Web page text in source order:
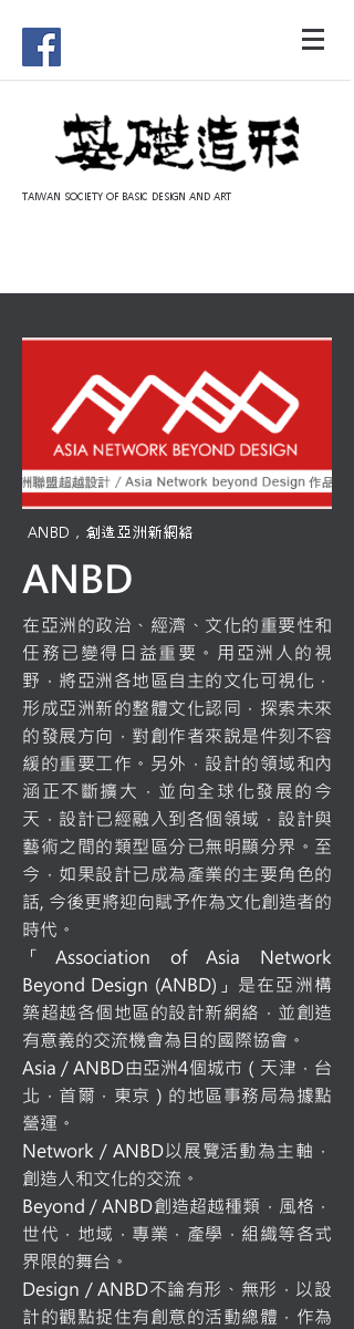
TAIWAN SOCIETY OF BASIC DESIGN AND ART
ANBD，創造亞洲新網絡
ANBD
在亞洲的政治、經濟、文化的重要性和
任務已變得日益重要。用亞洲人的視
野，將亞洲各地區自主的文化可視化，
形成亞洲新的整體文化認同，探索未來
的發展方向，對創作者來說是件刻不容
緩的重要工作。另外，設計的領域和內
涵正不斷擴大，並向全球化發展的今
天，設計已經融入到各個領域，設計與
藝術之間的類型區分已無明顯分界。至
今，如果設計已成為產業的主要角色的
話, 今後更將迎向賦予作為文化創造者的
時代。
「Association of Asia Network
Beyond Design (ANBD)」是在亞洲構
築超越各個地區的設計新網絡，並創造
有意義的交流機會為目的國際協會。
Asia / ANBD由亞洲4個城市（天津，台
北，首爾，東京）的地區事務局為據點
營運。
Network / ANBD以展覽活動為主軸，
創造人和文化的交流。
Beyond / ANBD創造超越種類，風格，
世代，地域，專業，產學，組織等各式
界限的舞台。
Design / ANBD不論有形、無形，以設
計的觀點捉住有創意的活動總體，作為